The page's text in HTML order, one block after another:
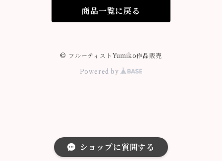
ショップに質問する
商品一覧に戻る
© フルーティストYumiko作品販売
Powered by